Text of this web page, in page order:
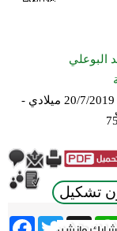
البوعلي
20/7/2019 ميلادي -
تشكيل
Twitter X